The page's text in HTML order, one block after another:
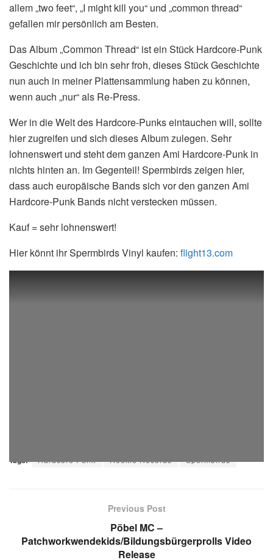
allem „two feet“, „I might kill you“ und „common thread“
gefallen mir persönlich am Besten.
Das Album „Common Thread“ ist ein Stück Hardcore-Punk
Geschichte und ich bin sehr froh, dieses Stück Geschichte
nun auch in meiner Plattensammlung haben zu können,
wenn auch „nur“ als Re-Press.
Wer in die Welt des Hardcore-Punks eintauchen will, sollte
hier zugreifen und sich dieses Album zulegen. Sehr
lohnenswert und steht dem ganzen Ami Hardcore-Punk in
nichts hinten an. Im Gegenteil! Spermbirds zeigen hier,
dass auch europäische Bands sich vor den ganzen Ami
Hardcore-Punk Bands nicht verstecken müssen.
Kauf = sehr lohnenswert!
Hier könnt ihr Spermbirds Vinyl kaufen: flight13.com
Tags: Hardcore Punk Rookie Records Spermbirds
Previous Post
Pöbel MC –
Patchworkwendekids/Bildungsbürgerprolls Video
Release